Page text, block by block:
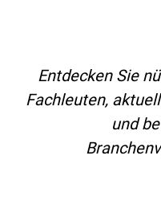
Entdecken Sie
Fachleuten,
und